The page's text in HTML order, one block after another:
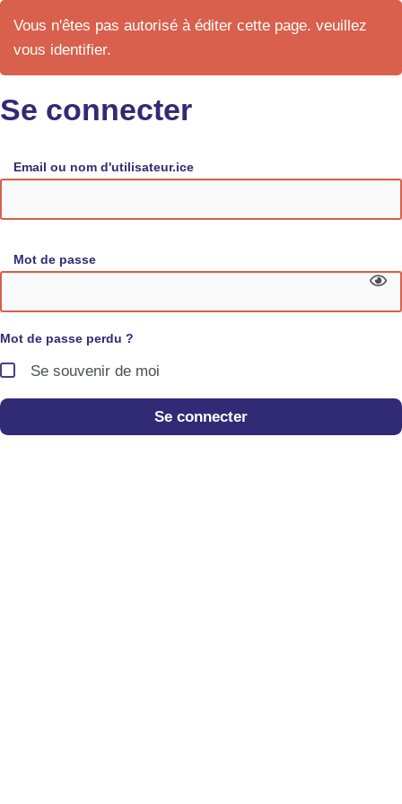
Vous n'êtes pas autorisé à éditer cette page. veuillez
vous identifier.
Se connecter
Email ou nom d'utilisateur.ice
Mot de passe
Mot de passe perdu ?
Se souvenir de moi
Se connecter